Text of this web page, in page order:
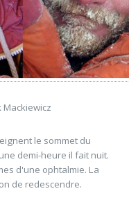
Mackiewicz
le sommet du
demi-heure il fait nuit.
d'une ophtalmie. La
de redescendre.